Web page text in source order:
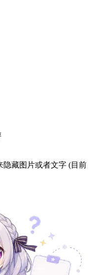
隐藏图片或者文字 (目前